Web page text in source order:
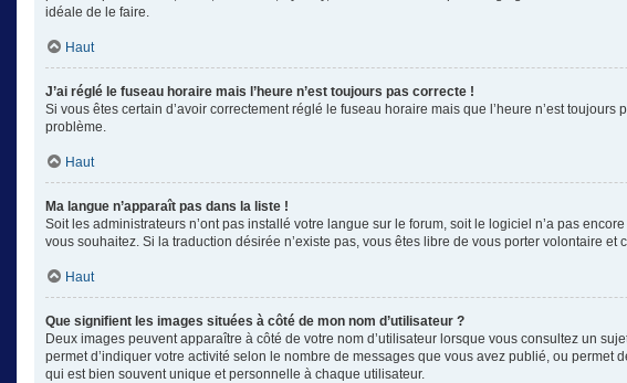
idéale de le faire.
Haut
J’ai réglé le fuseau horaire mais l’heure n’est toujours pas correcte !
Si vous êtes certain d’avoir correctement réglé le fuseau horaire mais que l’heure n’est
problème.
Haut
Ma langue n’apparaît pas dans la liste !
Soit les administrateurs n’ont pas installé votre langue sur le forum, soit le logiciel n’a pas
vous souhaitez. Si la traduction désirée n’existe pas, vous êtes libre de vous porter volontaire
Haut
Que signifient les images situées à côté de mon nom d’utilisateur ?
Deux images peuvent apparaître à côté de votre nom d’utilisateur lorsque vous consultez un
permet d’indiquer votre activité selon le nombre de messages que vous avez publié, ou
qui est bien souvent unique et personnelle à chaque utilisateur.